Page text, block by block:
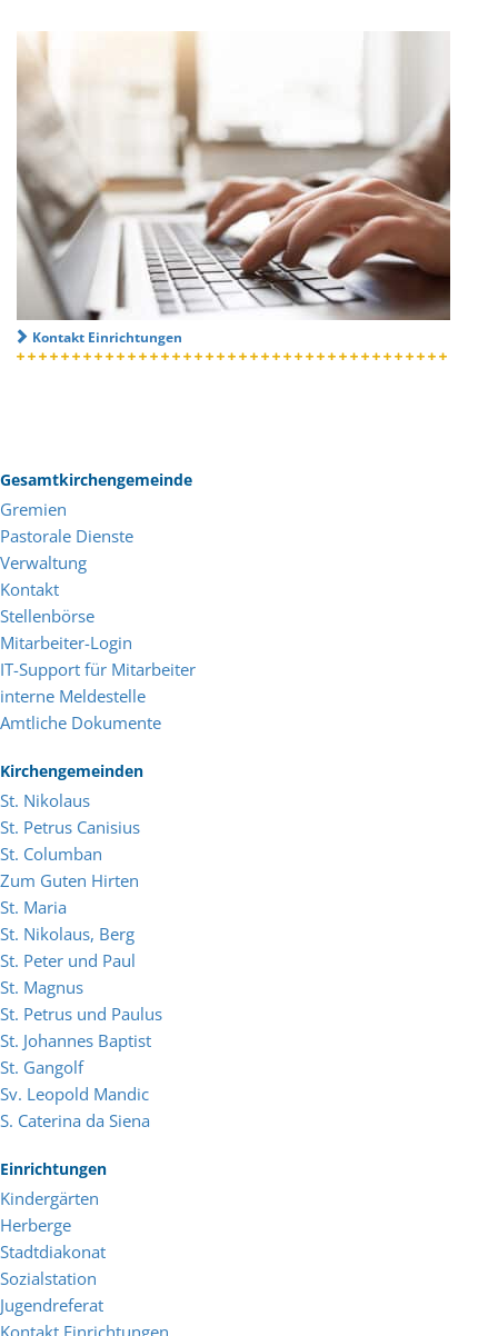
Kontakt Einrichtungen
Gesamtkirchengemeinde
Gremien
Pastorale Dienste
Verwaltung
Kontakt
Stellenbörse
Mitarbeiter-Login
IT-Support für Mitarbeiter
interne Meldestelle
Amtliche Dokumente
Kirchengemeinden
St. Nikolaus
St. Petrus Canisius
St. Columban
Zum Guten Hirten
St. Maria
St. Nikolaus, Berg
St. Peter und Paul
St. Magnus
St. Petrus und Paulus
St. Johannes Baptist
St. Gangolf
Sv. Leopold Mandic
S. Caterina da Siena
Einrichtungen
Kindergärten
Herberge
Stadtdiakonat
Sozialstation
Jugendreferat
Kontakt Einrichtungen